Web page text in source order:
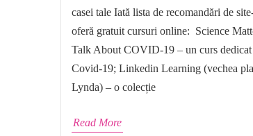
casei tale Iată lista de recomandări de
oferă gratuit cursuri online: Science
Talk About COVID-19 – un curs
Covid-19; Linkedin Learning (vechea
Lynda) – o colecție
Read More